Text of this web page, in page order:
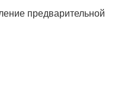
предварительной